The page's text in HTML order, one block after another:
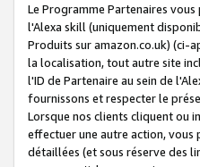
Le Programme Partenaires
l'Alexa skill (uniquement
Produits sur amazon.co.uk) (ci-
la localisation, tout autre site
l'ID de Partenaire au sein de
fournissons et respecter le
Lorsque nos clients cliquent ou
effectuer une autre action, vous
détaillées (et sous réserve des